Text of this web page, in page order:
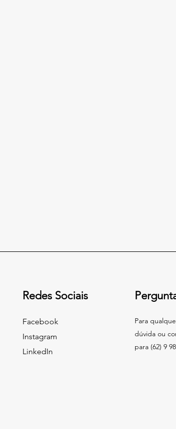
Redes Sociais
Facebook
Instagram
LinkedIn
Para
dúvida ou
para (62) 9